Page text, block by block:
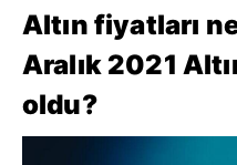
Altın fiyatları
Aralık 2021
oldu?